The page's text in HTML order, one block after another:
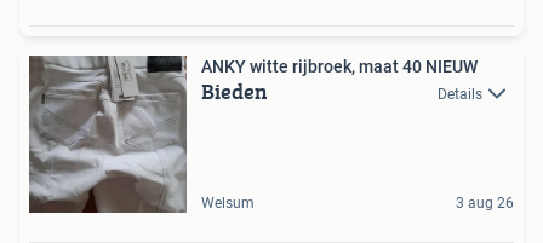
ANKY witte rijbroek, maat 40 NIEUW
Bieden Details
Welsum 3 aug 26